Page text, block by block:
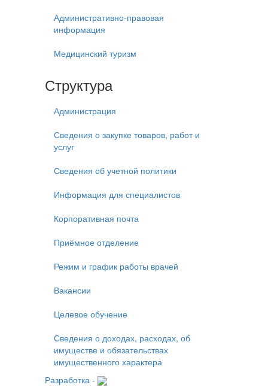
Административно-правовая
информация
Медицинский туризм
Структура
Администрация
Сведения о закупке товаров, работ и
услуг
Сведения об учетной политики
Информация для специалистов
Корпоративная почта
Приёмное отделение
Режим и график работы врачей
Вакансии
Целевое обучение
Сведения о доходах, расходах, об
имуществе и обязательствах
имущественного характера
Разработка -